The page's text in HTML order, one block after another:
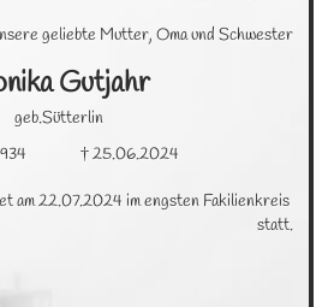
geliebte Mutter, Oma und Schwester
Gutjahr
geb.Sütterlin
† 25.06.2024
am 22.07.2024 im engsten Fakilienkreis
statt.